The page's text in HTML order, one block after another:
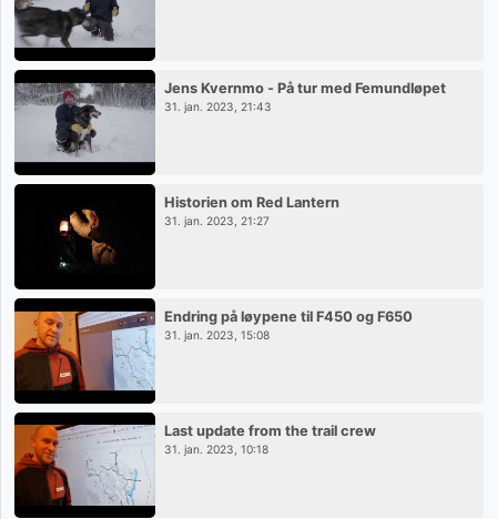
Jens Kvernmo - På tur med Femundløpet
31. jan. 2023, 21:43
Historien om Red Lantern
31. jan. 2023, 21:27
Endring på løypene til F450 og F650
31. jan. 2023, 15:08
Last update from the trail crew
31. jan. 2023, 10:18